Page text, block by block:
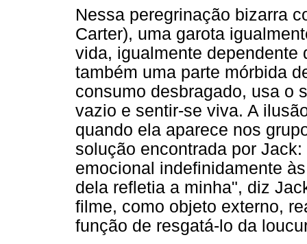
Nessa peregrinação bizarra
Carter), uma garota
vida, igualmente dependente
também uma parte mórbida
consumo desbragado, usa o
vazio e sentir-se viva. A
quando ela aparece nos
solução encontrada por
emocional indefinidamente
dela refletia a minha", diz
filme, como objeto externo,
função de resgatá-lo da